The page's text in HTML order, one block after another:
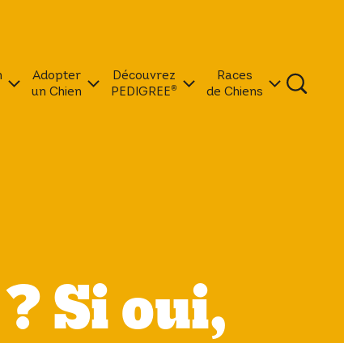
Adopter
un Chien
Découvrez
PEDIGREE®
Races
de Chiens
Si oui,